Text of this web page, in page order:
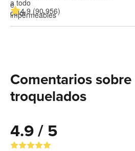
4.9 (90,956)
Comentarios
troquelados
4.9 / 5